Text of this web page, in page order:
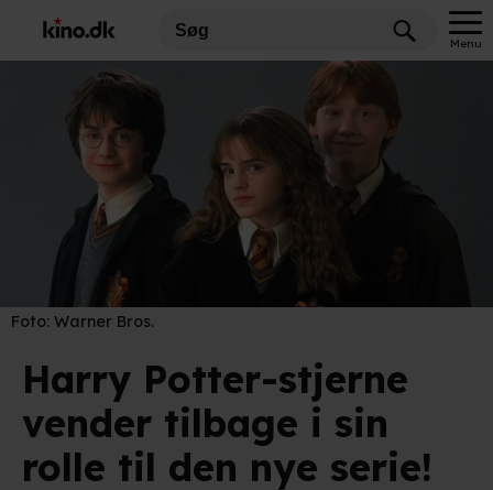
Menu
Foto: Warner Bros.
Harry Potter-stjerne
vender tilbage i sin
rolle til den nye serie!